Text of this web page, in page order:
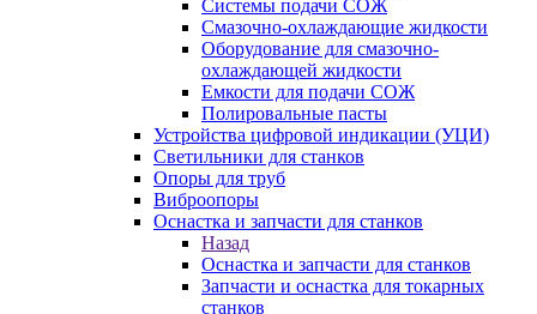
Системы подачи СОЖ
Смазочно-охлаждающие жидкости
Оборудование для смазочно-
охлаждающей жидкости
Емкости для подачи СОЖ
Полировальные пасты
Устройства цифровой индикации (УЦИ)
Светильники для станков
Опоры для труб
Виброопоры
Оснастка и запчасти для станков
Назад
Оснастка и запчасти для станков
Запчасти и оснастка для токарных
станков